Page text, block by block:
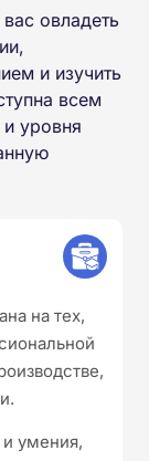
овладеть
и изучить
всем
уровня
на тех,
и умения,